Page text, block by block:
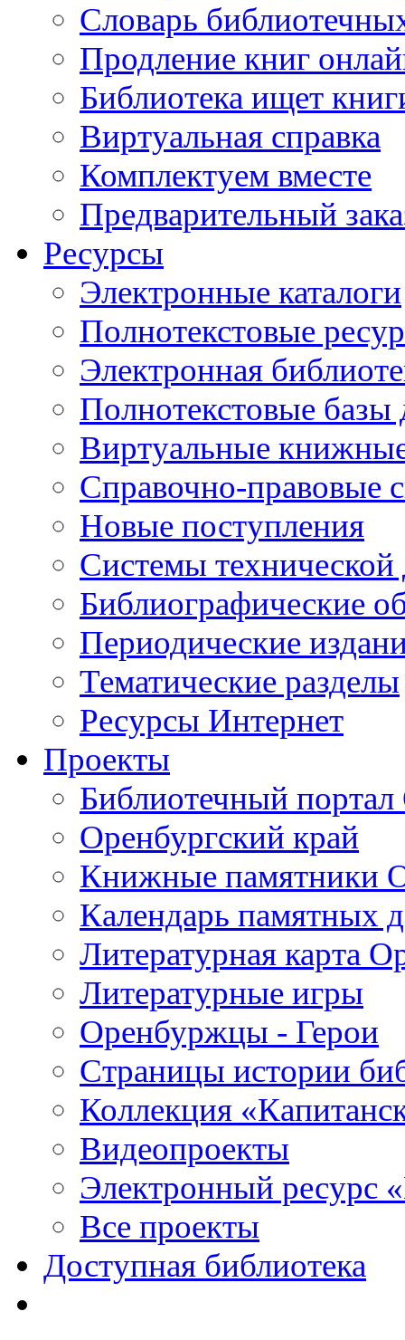
Словарь
Продление книг
Библиотека ищет
Виртуальная справка
Комплектуем вместе
Предварительный
Ресурсы
Электронные каталоги
Полнотекстовые
Электронная
Полнотекстовые
Виртуальные
Справочно-правовые
Новые поступления
Cистемы
Библиографические
Периодические
Тематические разделы
Ресурсы Интернет
Проекты
Библиотечный портал
Оренбургский край
Книжные памятники
Календарь памятных
Литературная карта
Литературные игры
Оренбуржцы - Герои
Страницы истории
Коллекция
Видеопроекты
Электронный ресурс
Все проекты
Доступная библиотека